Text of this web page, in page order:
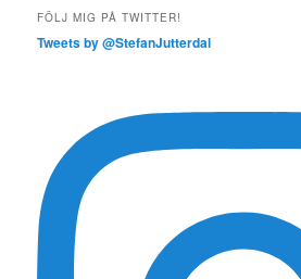
FÖLJ MIG PÅ TWITTER!
Tweets by @StefanJutterdal